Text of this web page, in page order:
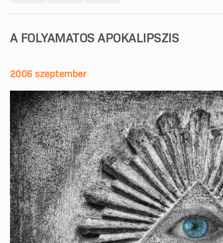
A FOLYAMATOS APOKALIPSZIS
2006 szeptember